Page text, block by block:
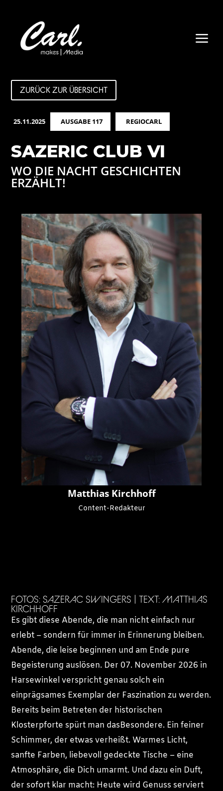
a
ZURÜCK ZUR ÜBERSICHT
25.11.2025 AUSGABE 117 REGIOCARL
SAZERIC CLUB VI
WO DIE NACHT GESCHICHTEN
ERZÄHLT!
Matthias Kirchhoff
Content-Redakteur
FOTOS: SAZERAC SWINGERS | TEXT: MATTHIAS
KIRCHHOFF
Es gibt diese Abende, die man nicht einfach nur
erlebt – sondern für immer in Erinnerung bleiben.
Abende, die leise beginnen und am Ende pure
Begeisterung auslösen. Der 07. November 2026 in
Harsewinkel verspricht genau solch ein
einprägsames Exemplar der Faszination zu werden.
Bereits beim Betreten der historischen
Klosterpforte spürt man dasBesondere. Ein feiner
Schimmer, der etwas verheißt. Warmes Licht,
sanfte Farben, liebevoll gedeckte Tische – eine
Atmosphäre, die Dich umarmt. Und dazu ein Duft,
der sofort klar macht: Heute wird Genuss serviert